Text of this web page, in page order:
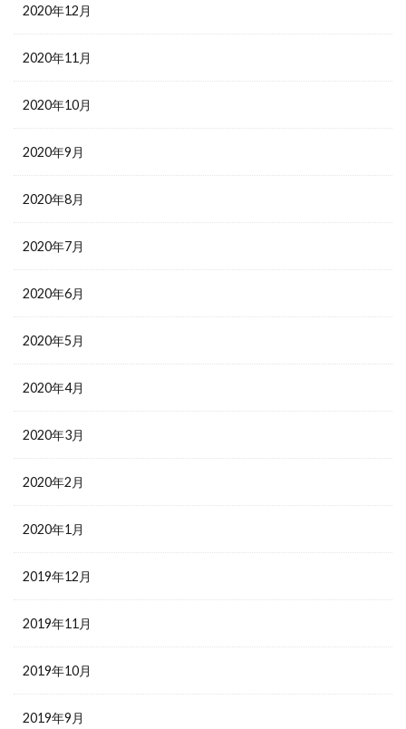
2020年12月
2020年11月
2020年10月
2020年9月
2020年8月
2020年7月
2020年6月
2020年5月
2020年4月
2020年3月
2020年2月
2020年1月
2019年12月
2019年11月
2019年10月
2019年9月